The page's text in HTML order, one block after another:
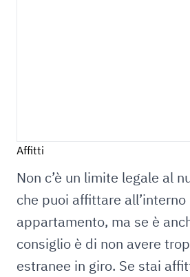
Affitti
Non c’è un limite legale al
che puoi affittare
appartamento, ma se è
consiglio è di non avere
estranee in giro. Se stai